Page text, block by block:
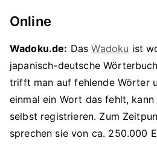
Online
Wadoku.de: DasWadoku ist
japanisch-deutsche
trifft man auf fehlende Wörter
einmal ein Wort das fehlt,
selbst registrieren. Zum
sprechen sie von ca. 250.000